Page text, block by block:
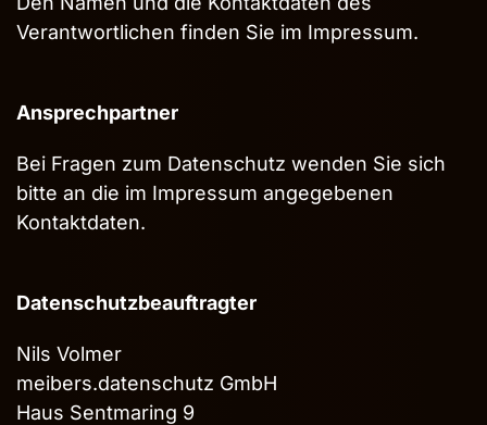
Verantwortlichen finden Sie im Impressum.
Ansprechpartner
Bei Fragen zum Datenschutz wenden Sie sich
bitte an die im Impressum angegebenen
Kontaktdaten.
Datenschutzbeauftragter
Nils Volmer
meibers.datenschutz GmbH
Haus Sentmaring 9